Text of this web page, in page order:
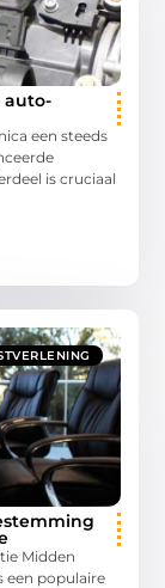
auto-
een steeds
is cruciaal
Midden
een populaire